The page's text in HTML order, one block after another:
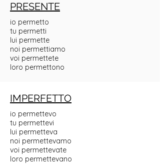
PRESENTE
io permetto
tu permetti
lui permette
noi permettiamo
voi permettete
loro permettono
IMPERFETTO
io permettevo
tu permettevi
lui permetteva
noi permettevamo
voi permettevate
loro permettevano